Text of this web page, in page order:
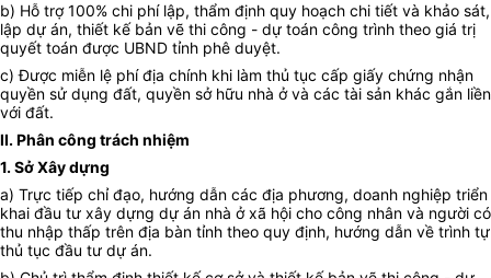
b) Hỗ trợ 100% chi phí lập, thẩm định quy hoạch chi tiết và khảo sát,
lập dự án, thiết kế bản vẽ thi công - dự toán công trình theo giá trị
quyết toán được UBND tỉnh phê duyệt.
c) Được miễn lệ phí địa chính khi làm thủ tục cấp giấy chứng nhận
quyền sử dụng đất, quyền sở hữu nhà ở và các tài sản khác gắn liền
với đất.
II. Phân công trách nhiệm
1. Sở Xây dựng
a) Trực tiếp chỉ đạo, hướng dẫn các địa phương, doanh nghiệp triển
khai đầu tư xây dựng dự án nhà ở xã hội cho công nhân và người có
thu nhập thấp trên địa bàn tỉnh theo quy định, hướng dẫn về trình tự
thủ tục đầu tư dự án.